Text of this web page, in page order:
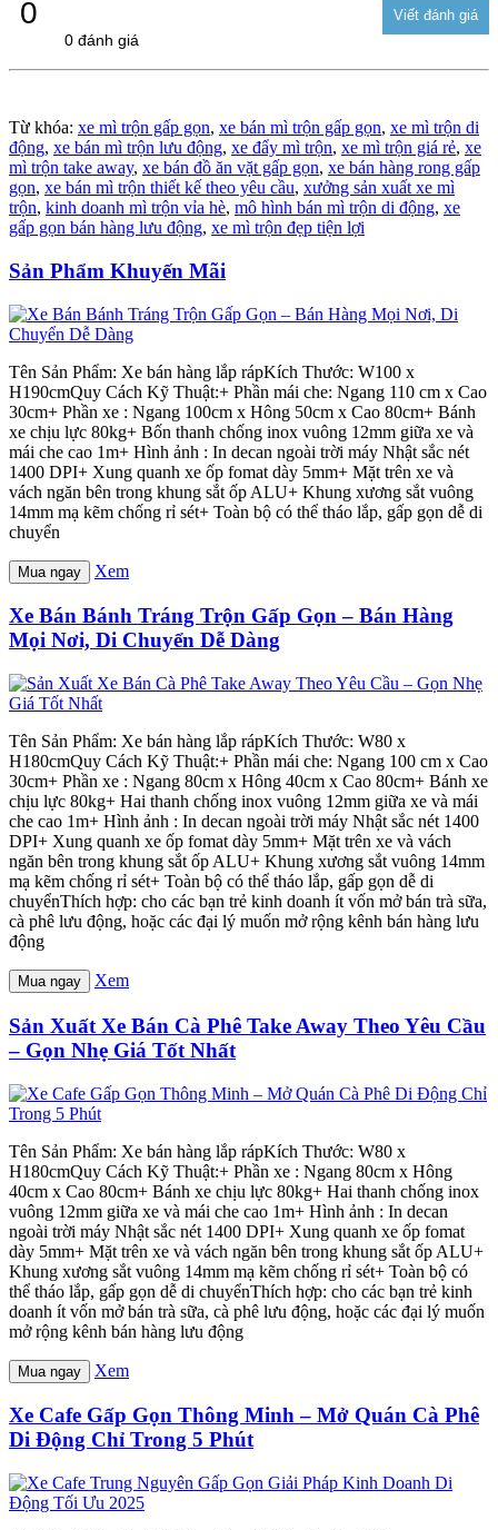
0
0 đánh giá
Từ khóa: xe mì trộn gấp gọn, xe bán mì trộn gấp gọn, xe mì trộn di
động, xe bán mì trộn lưu động, xe đẩy mì trộn, xe mì trộn giá rẻ, xe
mì trộn take away, xe bán đồ ăn vặt gấp gọn, xe bán hàng rong gấp
gọn, xe bán mì trộn thiết kế theo yêu cầu, xưởng sản xuất xe mì
trộn, kinh doanh mì trộn vỉa hè, mô hình bán mì trộn di động, xe
gấp gọn bán hàng lưu động, xe mì trộn đẹp tiện lợi
Sản Phẩm Khuyến Mãi
Tên Sản Phẩm: Xe bán hàng lắp rápKích Thước: W100 x
H190cmQuy Cách Kỹ Thuật:+ Phần mái che: Ngang 110 cm x Cao
30cm+ Phần xe : Ngang 100cm x Hông 50cm x Cao 80cm+ Bánh
xe chịu lực 80kg+ Bốn thanh chống inox vuông 12mm giữa xe và
mái che cao 1m+ Hình ảnh : In decan ngoài trời máy Nhật sắc nét
1400 DPI+ Xung quanh xe ốp fomat dày 5mm+ Mặt trên xe và
vách ngăn bên trong khung sắt ốp ALU+ Khung xương sắt vuông
14mm mạ kẽm chống rỉ sét+ Toàn bộ có thể tháo lắp, gấp gọn dễ di
chuyển
Mua ngay Xem
Xe Bán Bánh Tráng Trộn Gấp Gọn – Bán Hàng
Mọi Nơi, Di Chuyển Dễ Dàng
Tên Sản Phẩm: Xe bán hàng lắp rápKích Thước: W80 x
H180cmQuy Cách Kỹ Thuật:+ Phần mái che: Ngang 100 cm x Cao
30cm+ Phần xe : Ngang 80cm x Hông 40cm x Cao 80cm+ Bánh xe
chịu lực 80kg+ Hai thanh chống inox vuông 12mm giữa xe và mái
che cao 1m+ Hình ảnh : In decan ngoài trời máy Nhật sắc nét 1400
DPI+ Xung quanh xe ốp fomat dày 5mm+ Mặt trên xe và vách
ngăn bên trong khung sắt ốp ALU+ Khung xương sắt vuông 14mm
mạ kẽm chống rỉ sét+ Toàn bộ có thể tháo lắp, gấp gọn dễ di
chuyểnThích hợp: cho các bạn trẻ kinh doanh ít vốn mở bán trà sữa,
cà phê lưu động, hoặc các đại lý muốn mở rộng kênh bán hàng lưu
động
Mua ngay Xem
Sản Xuất Xe Bán Cà Phê Take Away Theo Yêu Cầu
– Gọn Nhẹ Giá Tốt Nhất
Tên Sản Phẩm: Xe bán hàng lắp rápKích Thước: W80 x
H180cmQuy Cách Kỹ Thuật:+ Phần xe : Ngang 80cm x Hông
40cm x Cao 80cm+ Bánh xe chịu lực 80kg+ Hai thanh chống inox
vuông 12mm giữa xe và mái che cao 1m+ Hình ảnh : In decan
ngoài trời máy Nhật sắc nét 1400 DPI+ Xung quanh xe ốp fomat
dày 5mm+ Mặt trên xe và vách ngăn bên trong khung sắt ốp ALU+
Khung xương sắt vuông 14mm mạ kẽm chống rỉ sét+ Toàn bộ có
thể tháo lắp, gấp gọn dễ di chuyểnThích hợp: cho các bạn trẻ kinh
doanh ít vốn mở bán trà sữa, cà phê lưu động, hoặc các đại lý muốn
mở rộng kênh bán hàng lưu động
Mua ngay Xem
Xe Cafe Gấp Gọn Thông Minh – Mở Quán Cà Phê
Di Động Chỉ Trong 5 Phút